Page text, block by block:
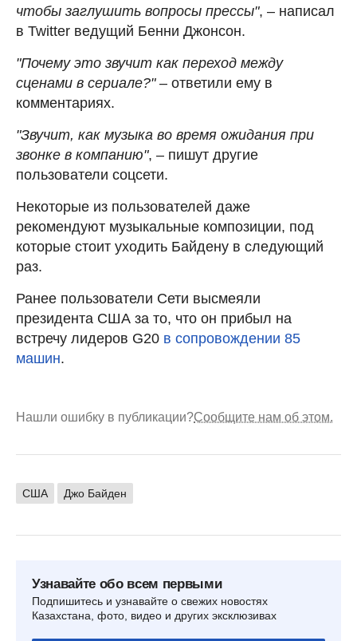
чтобы заглушить вопросы прессы", ­– написал
в Twitter ведущий Бенни Джонсон.
"Почему это звучит как переход между
сценами в сериале?"– ответили ему в
комментариях.
"Звучит, как музыка во время ожидания при
звонке в компанию", – пишут другие
пользователи соцсети.
Некоторые из пользователей даже
рекомендуют музыкальные композиции, под
которые стоит уходить Байдену в следующий
раз.
Ранее пользователи Сети высмеяли
президента США за то, что он прибыл на
встречу лидеров G20 в сопровождении 85
машин.
Нашли ошибку в публикации?Сообщите нам об этом.
США Джо Байден
Узнавайте обо всем первыми
Подпишитесь и узнавайте о свежих новостях
Казахстана, фото, видео и других эксклюзивах